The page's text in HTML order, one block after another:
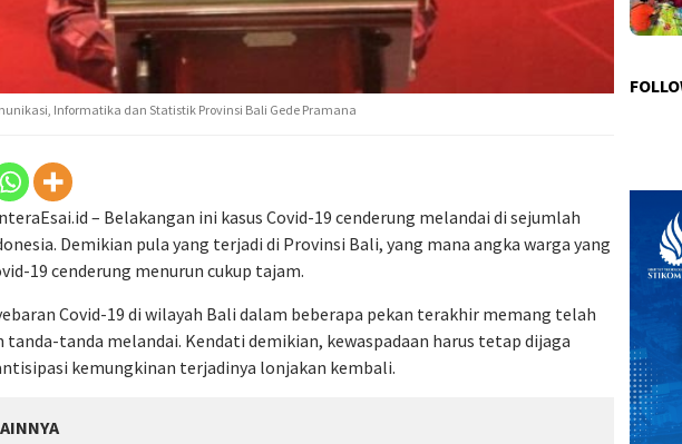
Informatika dan Statistik Provinsi Bali Gede Pramana
– Belakangan ini kasus Covid-19 cenderung melandai di sejumlah
Demikian pula yang terjadi di Provinsi Bali, yang mana angka warga yang
19 cenderung menurun cukup tajam.
Covid-19 di wilayah Bali dalam beberapa pekan terakhir memang telah
tanda-tanda melandai. Kendati demikian, kewaspadaan harus tetap dijaga
kemungkinan terjadinya lonjakan kembali.